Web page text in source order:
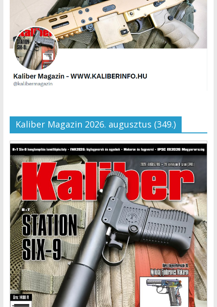
Kaliber Magazin 2026. augusztus (349.)